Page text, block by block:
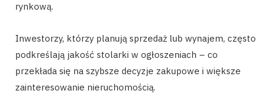
rynkową.
Inwestorzy, którzy planują sprzedaż lub wynajem, często
podkreślają jakość stolarki w ogłoszeniach – co
przekłada się na szybsze decyzje zakupowe i większe
zainteresowanie nieruchomością.